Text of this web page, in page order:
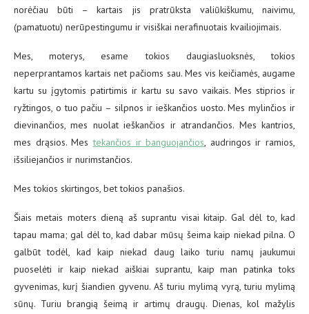
norėčiau būti – kartais jis pratrūksta valiūkiškumu, naivimu,
(pamatuotu) nerūpestingumu ir visiškai nerafinuotais kvailiojimais.
Mes, moterys, esame tokios daugiasluoksnės, tokios
neperprantamos kartais net pačioms sau. Mes vis keičiamės, augame
kartu su įgytomis patirtimis ir kartu su savo vaikais. Mes stiprios ir
ryžtingos, o tuo pačiu – silpnos ir ieškančios uosto. Mes mylinčios ir
dievinančios, mes nuolat ieškančios ir atrandančios. Mes kantrios,
mes drąsios. Mestekančios ir banguojančios, audringos ir ramios,
išsiliejančios ir nurimstančios.
Mes tokios skirtingos, bet tokios panašios.
Šiais metais moters dieną aš suprantu visai kitaip. Gal dėl to, kad
tapau mama; gal dėl to, kad dabar mūsų šeima kaip niekad pilna. O
galbūt todėl, kad kaip niekad daug laiko turiu namų jaukumui
puoselėti ir kaip niekad aiškiai suprantu, kaip man patinka toks
gyvenimas, kurį šiandien gyvenu. Aš turiu mylimą vyrą, turiu mylimą
sūnų. Turiu brangią šeimą ir artimų draugų. Dienas, kol mažylis